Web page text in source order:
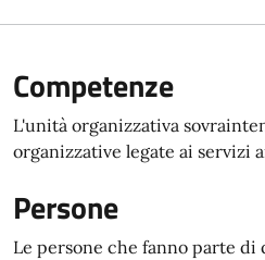
Competenze
L'unità organizzativa
organizzative legate ai servizi
Persone
Le persone che fanno parte di